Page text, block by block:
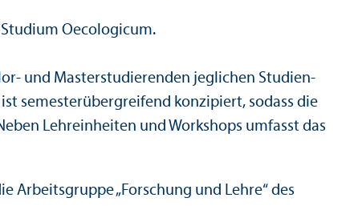
und Master­studierenden jeglichen Studien­
semester­übergreifend konzipiert, sodass die
Lehr­einheiten und Workshops umfasst das
„Forschung und Lehre“ des